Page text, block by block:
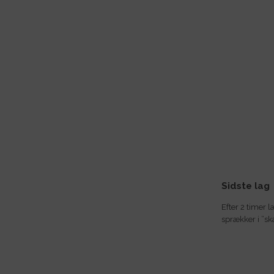
Sidste lag
Efter 2 timer
sprækker i